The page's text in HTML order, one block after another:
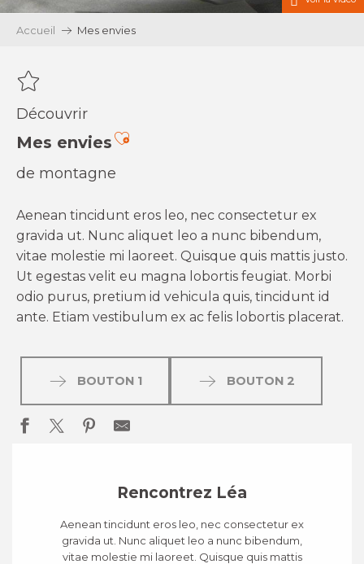
Accueil Mes envies
Découvrir
Mes enviesAjouter aux favoris
de montagne
Aenean tincidunt eros leo, nec consectetur ex
gravida ut. Nunc aliquet leo a nunc bibendum,
vitae molestie mi laoreet. Quisque quis mattis justo.
Ut egestas velit eu magna lobortis feugiat. Morbi
odio purus, pretium id vehicula quis, tincidunt id
ante. Etiam vestibulum ex ac felis lobortis placerat.
BOUTON 1 BOUTON 2
Rencontrez Léa
Aenean tincidunt eros leo, nec consectetur ex
gravida ut. Nunc aliquet leo a nunc bibendum,
vitae molestie mi laoreet. Quisque quis mattis